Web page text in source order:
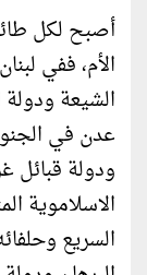
أصبح لكل
الأم، ففي
الشيعة
عدن في
ودولة قبائل
الاسلاموية
السريع